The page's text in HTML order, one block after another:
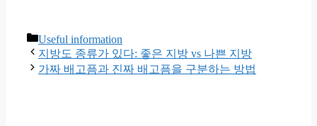
카
테
고
Useful information
지방도 종류가 있다: 좋은 지방 vs 나쁜 지방
가짜 배고픔과 진짜 배고픔을 구분하는 방법